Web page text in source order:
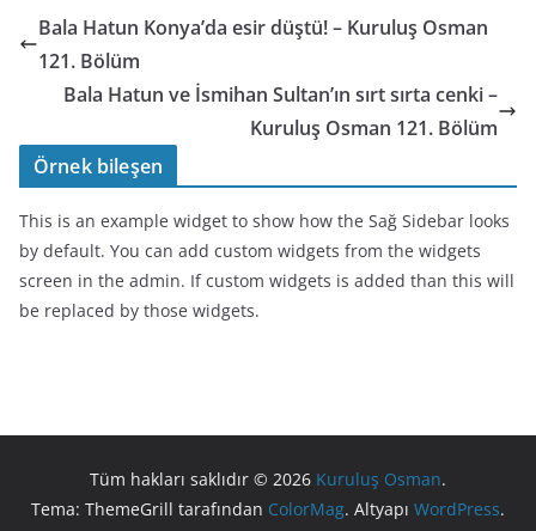
Bala Hatun Konya’da esir düştü! – Kuruluş Osman
121. Bölüm
Bala Hatun ve İsmihan Sultan’ın sırt sırta cenki –
Kuruluş Osman 121. Bölüm
Örnek bileşen
This is an example widget to show how the Sağ Sidebar looks
by default. You can add custom widgets from the widgets
screen in the admin. If custom widgets is added than this will
be replaced by those widgets.
Tüm hakları saklıdır © 2026 Kuruluş Osman.
Tema: ThemeGrill tarafından ColorMag. Altyapı WordPress.